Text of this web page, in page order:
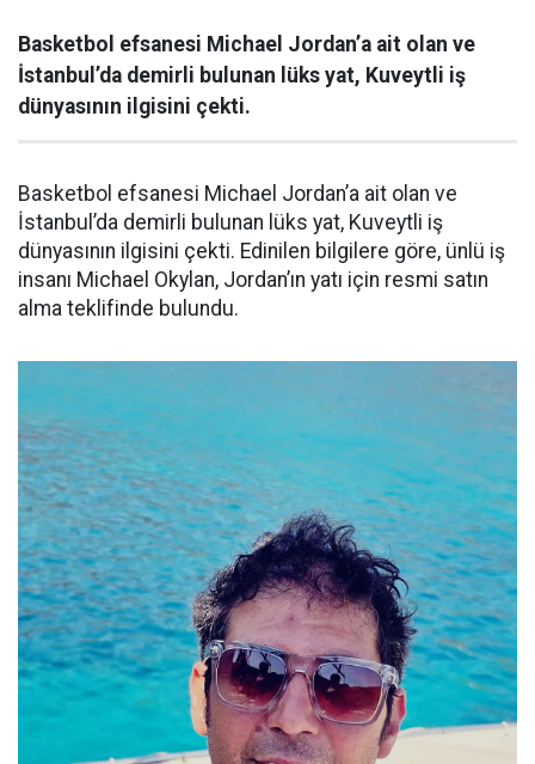
Basketbol efsanesi Michael Jordan’a ait olan ve
İstanbul’da demirli bulunan lüks yat, Kuveytli iş
dünyasının ilgisini çekti.
Basketbol efsanesi Michael Jordan’a ait olan ve
İstanbul’da demirli bulunan lüks yat, Kuveytli iş
dünyasının ilgisini çekti. Edinilen bilgilere göre, ünlü iş
insanı Michael Okylan, Jordan’ın yatı için resmi satın
alma teklifinde bulundu.